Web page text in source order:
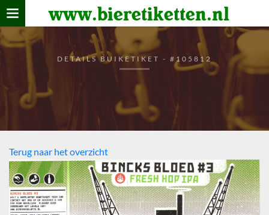
www.bieretiketten.nl
Home
verzamelen
De bierkaart
Bezoekers
DETAILS BUIKETIKET - #105812
Terug naar het overzicht